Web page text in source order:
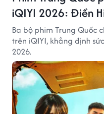
iQIYI 2026: Điền
Ba bộ phim Trung Quốc
trên iQIYI, khẳng định
2026.